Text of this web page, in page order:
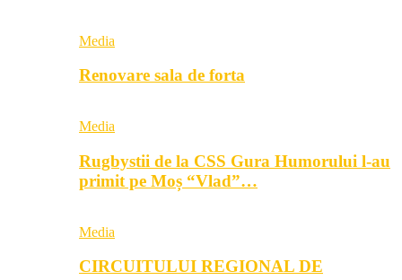
Media
Renovare sala de forta
Media
Rugbystii de la CSS Gura Humorului l-au
primit pe Moș “Vlad”…
Media
CIRCUITULUI REGIONAL DE